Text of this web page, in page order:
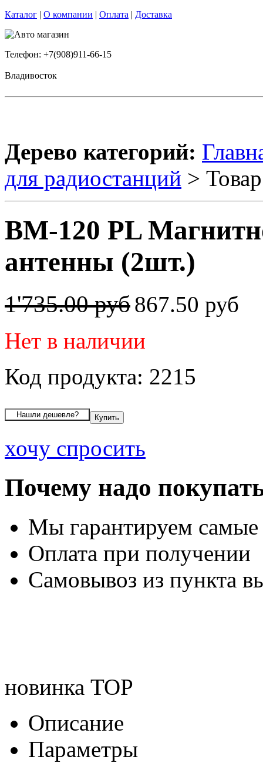
Каталог | О компании | Оплата | Доставка
Телефон: +7(908)911-66-15
Владивосток
Дерево категорий:
для радиостанций > Товар
BM-120 PL
антенны (2шт.)
1'735.00 руб867.50 руб
Нет в наличии
Код продукта: 2215
хочу спросить
Почему надо
Мы гарантируем
Оплата при получении
Самовывоз из пункта
новинка TOP
Описание
Параметры